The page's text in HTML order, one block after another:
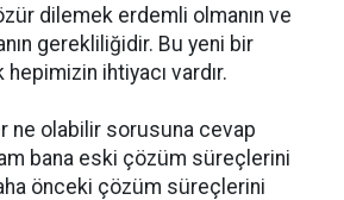
dilemek erdemli olmanın ve
gerekliliğidir. Bu yeni bir
ihtiyacı vardır.
ne olabilir sorusuna cevap
bana eski çözüm süreçlerini
önceki çözüm süreçlerini